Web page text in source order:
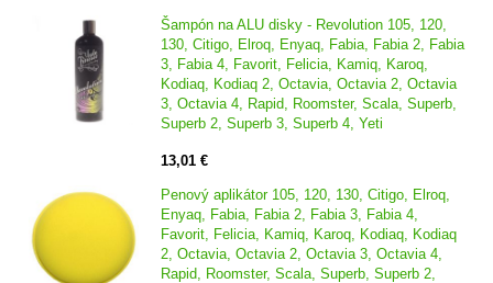
Šampón na ALU disky - Revolution 105, 120,
130, Citigo, Elroq, Enyaq, Fabia, Fabia 2, Fabia
3, Fabia 4, Favorit, Felicia, Kamiq, Karoq,
Kodiaq, Kodiaq 2, Octavia, Octavia 2, Octavia
3, Octavia 4, Rapid, Roomster, Scala, Superb,
Superb 2, Superb 3, Superb 4, Yeti
13,01 €
Penový aplikátor 105, 120, 130, Citigo, Elroq,
Enyaq, Fabia, Fabia 2, Fabia 3, Fabia 4,
Favorit, Felicia, Kamiq, Karoq, Kodiaq, Kodiaq
2, Octavia, Octavia 2, Octavia 3, Octavia 4,
Rapid, Roomster, Scala, Superb, Superb 2,